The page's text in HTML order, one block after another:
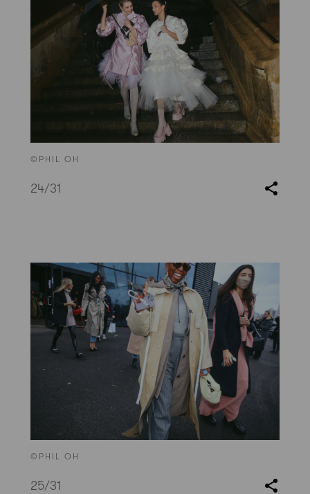
©PHIL OH
24/31
©PHIL OH
25/31